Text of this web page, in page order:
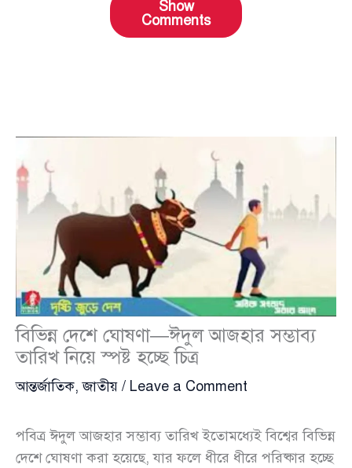
Show
Comments
বিভিন্ন দেশে ঘোষণা—ঈদুল আজহার সম্ভাব্য
তারিখ নিয়ে স্পষ্ট হচ্ছে চিত্র
আন্তর্জাতিক,জাতীয় / Leave a Comment
পবিত্র ঈদুল আজহার সম্ভাব্য তারিখ ইতোমধ্যেই বিশ্বের বিভিন্ন
দেশে ঘোষণা করা হয়েছে, যার ফলে ধীরে ধীরে পরিষ্কার হচ্ছে